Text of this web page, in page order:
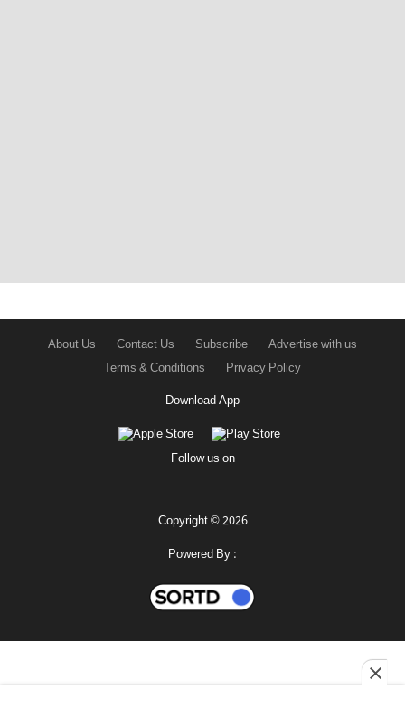
About Us Contact Us Subscribe
Advertise with us
Terms & Conditions
Privacy Policy
Download App
Follow us on
Copyright © 2026
Powered By :